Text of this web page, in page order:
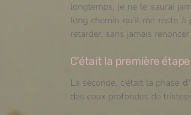
longtemps, je ne le saurai
long chemin qu’il me reste à
retarder, sans jamais
C’était la première
La seconde, c’était la phase
des eaux profondes de